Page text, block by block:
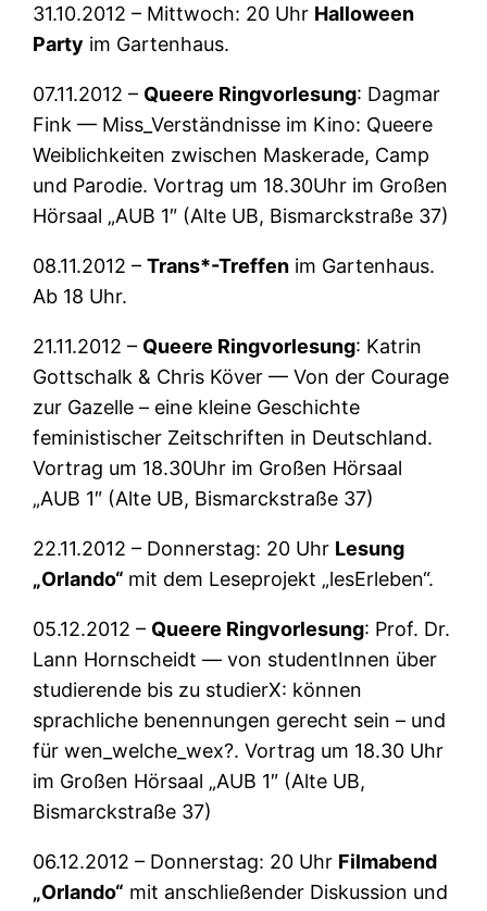
31.10.2012 – Mittwoch: 20 Uhr Halloween
Party im Gartenhaus.
07.11.2012 – Queere Ringvorlesung: Dagmar
Fink — Miss_Verständnisse im Kino: Queere
Weiblichkeiten zwischen Maskerade, Camp
und Parodie. Vortrag um 18.30Uhr im Großen
Hörsaal „AUB 1″ (Alte UB, Bismarckstraße 37)
08.11.2012 –Trans*-Treffen im Gartenhaus.
Ab 18 Uhr.
21.11.2012 – Queere Ringvorlesung: Katrin
Gottschalk & Chris Köver — Von der Courage
zur Gazelle – eine kleine Geschichte
feministischer Zeitschriften in Deutschland.
Vortrag um 18.30Uhr im Großen Hörsaal
„AUB 1″ (Alte UB, Bismarckstraße 37)
22.11.2012 – Donnerstag: 20 Uhr Lesung
„Orlando“ mit dem Leseprojekt „lesErleben“.
05.12.2012 – Queere Ringvorlesung: Prof. Dr.
Lann Hornscheidt — von studentInnen über
studierende bis zu studierX: können
sprachliche benennungen gerecht sein – und
für wen_welche_wex?. Vortrag um 18.30 Uhr
im Großen Hörsaal „AUB 1″ (Alte UB,
Bismarckstraße 37)
06.12.2012 – Donnerstag: 20 Uhr Filmabend
„Orlando“ mit anschließender Diskussion und